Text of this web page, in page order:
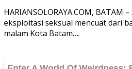
HARIANSOLORAYA.COM, BATAM
eksploitasi seksual mencuat dari
malam Kota Batam….